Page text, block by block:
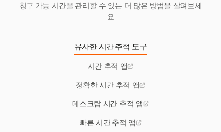
청구 가능 시간을 관리할 수 있는 더 많은 방법을 살펴보세
요
유사한 시간 추적 도구
시간 추적 앱
정확한 시간 추적 앱
데스크탑 시간 추적 앱
빠른 시간 추적 앱